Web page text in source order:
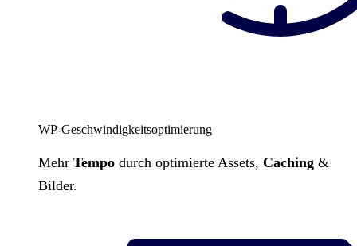
WP-Geschwindigkeitsoptimierung
Mehr Tempo durch optimierte Assets, Caching &
Bilder.